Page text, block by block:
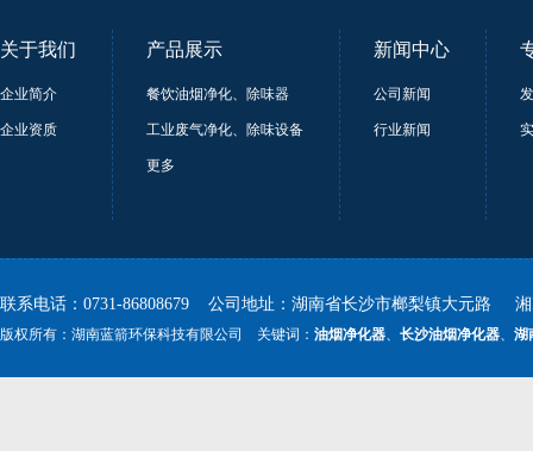
关于我们
企业简介
企业资质
产品展示
餐饮油烟净化、除味器
工业废气净化、除味设备
更多
新闻中心
公司新闻
行业新闻
联系电话：0731-86808679 公司地址：湖南省长沙市榔梨镇大元路 湘
版权所有：湖南蓝箭环保科技有限公司 关键词： 油烟净化器、 长沙油烟净化器、 湖